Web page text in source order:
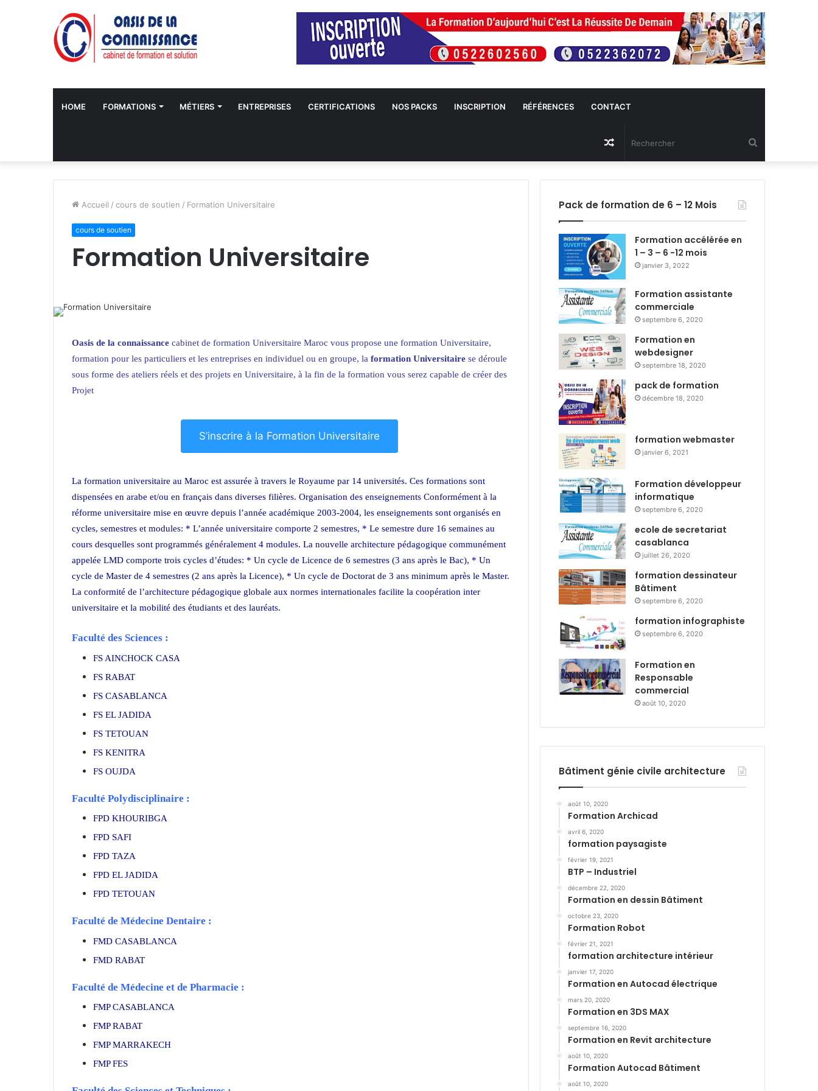
HOME FORMATIONS MÉTIERS ENTREPRISES CERTIFICATIONS NOS PACKS INSCRIPTION RÉFÉRENCES CONTACT
Article
Aléatoire
Accueil / cours de soutien / Formation Universitaire
cours de soutien
Formation Universitaire
Oasis de la connaissance cabinet de formation Universitaire Maroc vous propose une formation Universitaire,
formation pour les particuliers et les entreprises en individuel ou en groupe, la formation Universitaire se déroule
sous forme des ateliers réels et des projets en Universitaire, à la fin de la formation vous serez capable de créer des
Projet
S’inscrire à la Formation Universitaire
La formation universitaire au Maroc est assurée à travers le Royaume par 14 universités. Ces formations sont
dispensées en arabe et/ou en français dans diverses filières. Organisation des enseignements Conformément à la
réforme universitaire mise en œuvre depuis l’année académique 2003-2004, les enseignements sont organisés en
cycles, semestres et modules: * L’année universitaire comporte 2 semestres, * Le semestre dure 16 semaines au
cours desquelles sont programmés généralement 4 modules. La nouvelle architecture pédagogique communément
appelée LMD comporte trois cycles d’études: * Un cycle de Licence de 6 semestres (3 ans après le Bac), * Un
cycle de Master de 4 semestres (2 ans après la Licence), * Un cycle de Doctorat de 3 ans minimum après le Master.
La conformité de l’architecture pédagogique globale aux normes internationales facilite la coopération inter
universitaire et la mobilité des étudiants et des lauréats.
Faculté des Sciences :
FS AINCHOCK CASA
FS RABAT
FS CASABLANCA
FS EL JADIDA
FS TETOUAN
FS KENITRA
FS OUJDA
Faculté Polydisciplinaire :
FPD KHOURIBGA
FPD SAFI
FPD TAZA
FPD EL JADIDA
FPD TETOUAN
Faculté de Médecine Dentaire :
FMD CASABLANCA
FMD RABAT
Faculté de Médecine et de Pharmacie :
FMP CASABLANCA
FMP RABAT
FMP MARRAKECH
FMP FES
Pack de formation de 6 – 12 Mois
Formation accélérée en
1 – 3 – 6 -12 mois
janvier 3, 2022
Formation assistante
commerciale
septembre 6, 2020
Formation en
webdesigner
septembre 18, 2020
pack de formation
décembre 18, 2020
formation webmaster
janvier 6, 2021
Formation développeur
informatique
septembre 6, 2020
ecole de secretariat
casablanca
juillet 26, 2020
formation dessinateur
Bâtiment
septembre 6, 2020
formation infographiste
septembre 6, 2020
Formation en
Responsable
commercial
août 10, 2020
Bâtiment génie civile architecture
août 10, 2020
Formation Archicad
avril 6, 2020
formation paysagiste
février 19, 2021
BTP – Industriel
décembre 22, 2020
Formation en dessin Bâtiment
octobre 23, 2020
Formation Robot
février 21, 2021
formation architecture intérieur
janvier 17, 2020
Formation en Autocad électrique
mars 20, 2020
Formation en 3DS MAX
septembre 16, 2020
Formation en Revit architecture
août 10, 2020
Formation Autocad Bâtiment
août 10, 2020